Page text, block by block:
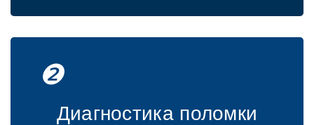
❷
Диагностика поломки